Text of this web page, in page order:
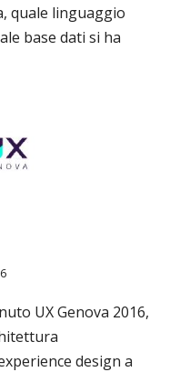
quale linguaggio
base dati si ha
UX Genova 2016,
design a